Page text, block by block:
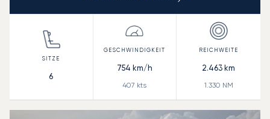
6
754 km/h
407 kts
2.463 km
1.330 NM